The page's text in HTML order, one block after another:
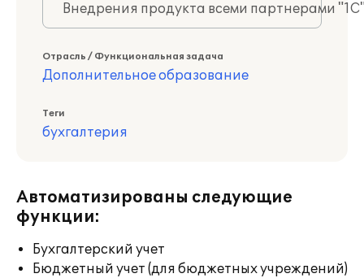
Внедрения продукта всеми партнерами
Отрасль / Функциональная задача
Дополнительное образование
Теги
бухгалтерия
Автоматизированы следующие
функции:
Бухгалтерский учет
Бюджетный учет (для бюджетных учреждений)